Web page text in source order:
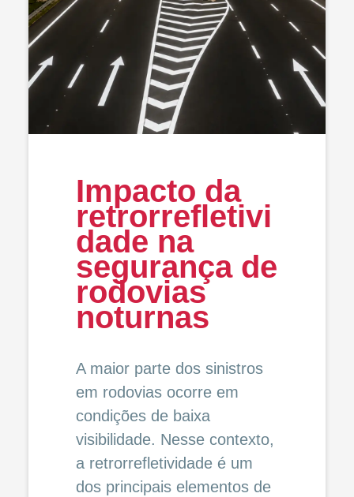
Impacto da
retrorrefletivi
dade na
segurança de
rodovias
noturnas
A maior parte dos sinistros
em rodovias ocorre em
condições de baixa
visibilidade. Nesse contexto,
a retrorrefletividade é um
dos principais elementos de